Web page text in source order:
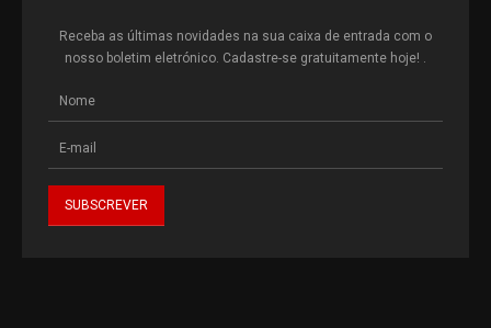
Receba as últimas novidades na sua caixa de entrada com o
nosso boletim eletrónico. Cadastre-se gratuitamente hoje! .